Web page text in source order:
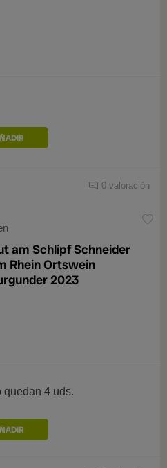
0 valoración
am Schlipf Schneider
Rhein Ortswein
2023
quedan 4 uds.